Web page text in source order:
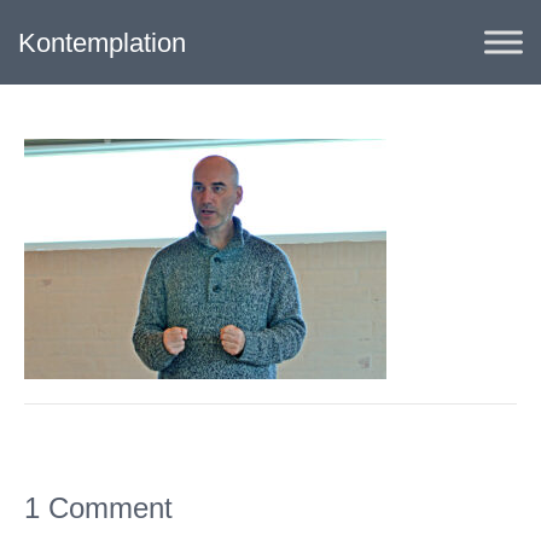
Kontemplation
1 Comment